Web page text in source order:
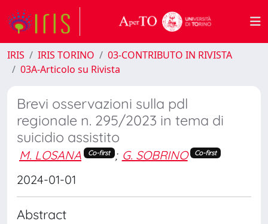
IRIS IRIS TORINO
03-CONTRIBUTO IN RIVISTA
03A-Articolo su Rivista
Brevi osservazioni sulla pdl
regionale n. 295/2023 in tema di
suicidio assistito
M. LOSANA Co-first ; G. SOBRINO Co-first
2024-01-01
Abstract